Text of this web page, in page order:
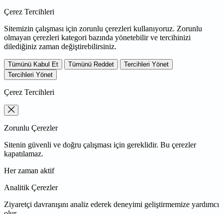
Çerez Tercihleri
Sitemizin çalışması için zorunlu çerezleri kullanıyoruz. Zorunlu
olmayan çerezleri kategori bazında yönetebilir ve tercihinizi
dilediğiniz zaman değiştirebilirsiniz.
Tümünü Kabul Et Tümünü Reddet
Tercihleri Yönet
Tercihleri Yönet
Çerez Tercihleri
Zorunlu Çerezler
Sitenin güvenli ve doğru çalışması için gereklidir. Bu çerezler
kapatılamaz.
Her zaman aktif
Analitik Çerezler
Ziyaretçi davranışını analiz ederek deneyimi geliştirmemize yardımcı